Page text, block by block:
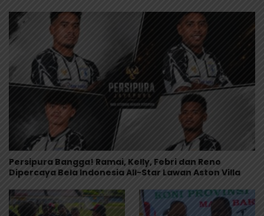
Persipura Bangga! Ramai, Kelly, Febri dan Reno
Dipercaya Bela Indonesia All-Star Lawan Aston Villa